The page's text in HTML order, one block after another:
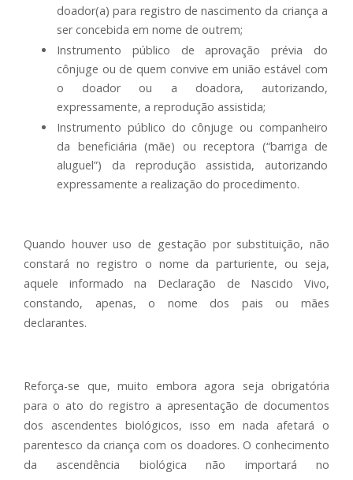
doador(a) para registro de nascimento da criança a
ser concebida em nome de outrem;
Instrumento público de aprovação prévia do
cônjuge ou de quem convive em união estável com
o doador ou a doadora, autorizando,
expressamente, a reprodução assistida;
Instrumento público do cônjuge ou companheiro
da beneficiária (mãe) ou receptora (“barriga de
aluguel”) da reprodução assistida, autorizando
expressamente a realização do procedimento.
Quando houver uso de gestação por substituição, não
constará no registro o nome da parturiente, ou seja,
aquele informado na Declaração de Nascido Vivo,
constando, apenas, o nome dos pais ou mães
declarantes.
Reforça-se que, muito embora agora seja obrigatória
para o ato do registro a apresentação de documentos
dos ascendentes biológicos, isso em nada afetará o
parentesco da criança com os doadores. O conhecimento
da ascendência biológica não importará no